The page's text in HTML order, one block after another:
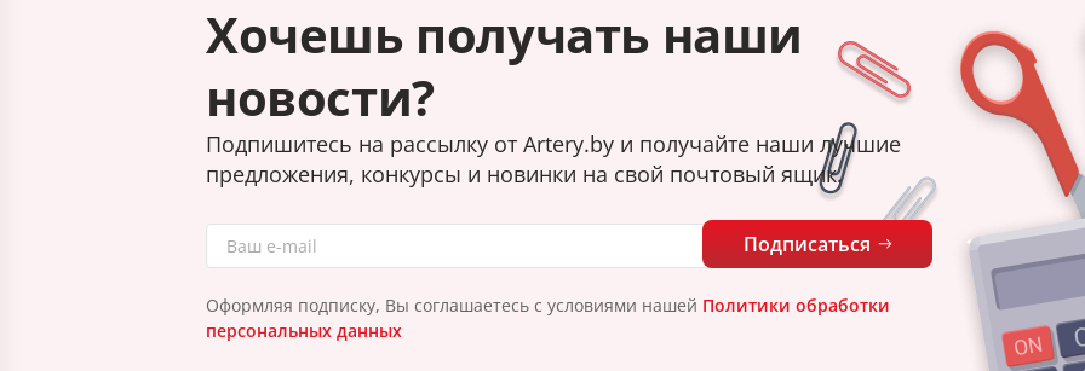
Хочешь получать наши
новости?
Подпишитесь на рассылку от Artery.by и получайте наши лучшие
предложения, конкурсы и новинки на свой почтовый ящик.
Подписаться
Оформляя подписку, Вы соглашаетесь с условиями нашей Политики обработки
персональных данных